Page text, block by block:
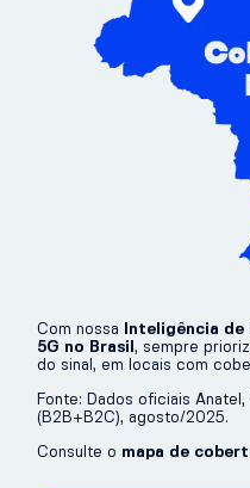
Com nossa Inteligência de
5G no Brasil, sempre
do sinal, em locais com
Fonte: Dados oficiais
(B2B+B2C), agosto/2025.
Consulte o mapa de